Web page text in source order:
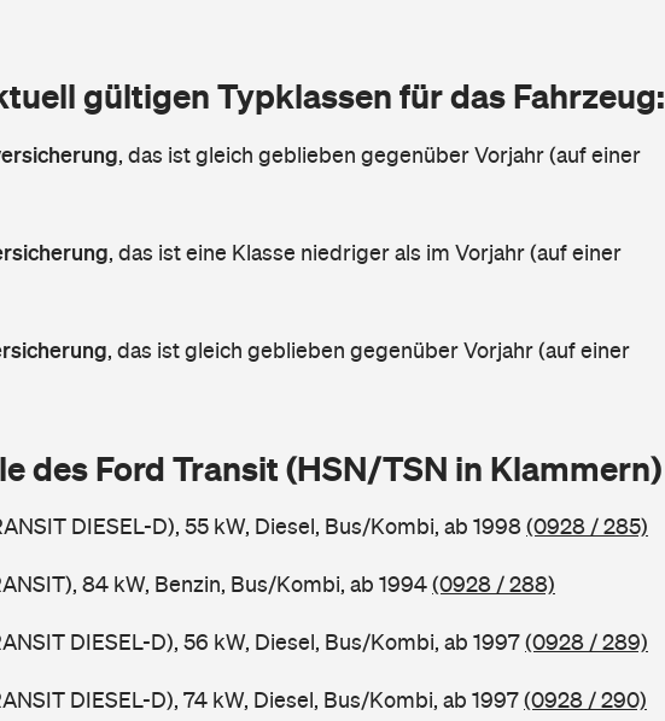
gültigen Typklassen für das Fahrzeug:
, das ist gleich geblieben gegenüber Vorjahr (auf einer
, das ist eine Klasse niedriger als im Vorjahr (auf einer
, das ist gleich geblieben gegenüber Vorjahr (auf einer
des Ford Transit (HSN/TSN in Klammern)
DIESEL-D), 55 kW, Diesel, Bus/Kombi, ab 1998(0928 / 285)
84 kW, Benzin, Bus/Kombi, ab 1994(0928 / 288)
DIESEL-D), 56 kW, Diesel, Bus/Kombi, ab 1997(0928 / 289)
DIESEL-D), 74 kW, Diesel, Bus/Kombi, ab 1997(0928 / 290)